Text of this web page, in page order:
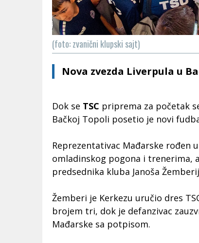
(foto: zvanični klupski sajt)
Nova zvezda Liverpula u
Dok se TSC priprema za početak
Bačkoj Topoli posetio je novi
Reprezentativac Mađarske rođen
omladinskog pogona i trenerima,
predsednika kluba Janoša
Žemberi je Kerkezu uručio dres
brojem tri, dok je defanzivac
Mađarske sa potpisom.